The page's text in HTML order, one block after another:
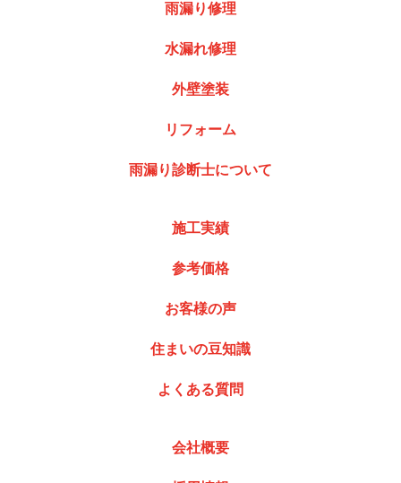
雨漏り修理
水漏れ修理
外壁塗装
リフォーム
雨漏り診断士について
施工実績
参考価格
お客様の声
住まいの豆知識
よくある質問
会社概要